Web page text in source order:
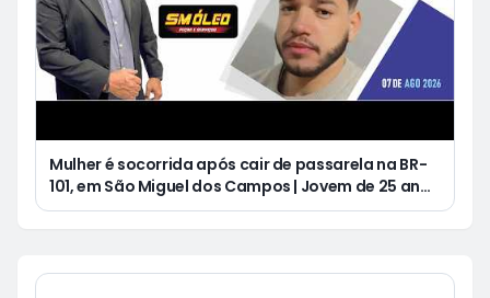
Mulher é socorrida após cair de passarela na BR-
101, em São Miguel dos Campos | Jovem de 25 anos
morre após acidente de moto no Distrito